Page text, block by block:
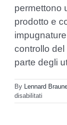
permettono
prodotto e
controllo del
parte degli
By Lennard
disabilitati